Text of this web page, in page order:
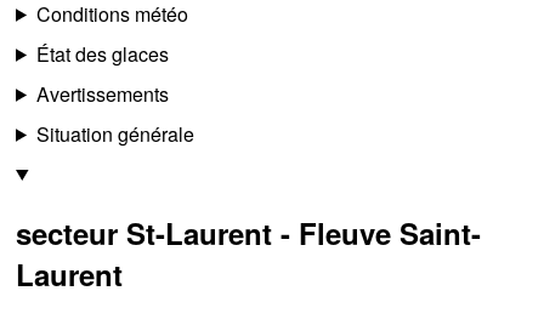
Conditions météo
État des glaces
Avertissements
Situation générale
secteur St-Laurent - Fleuve Saint-
Laurent